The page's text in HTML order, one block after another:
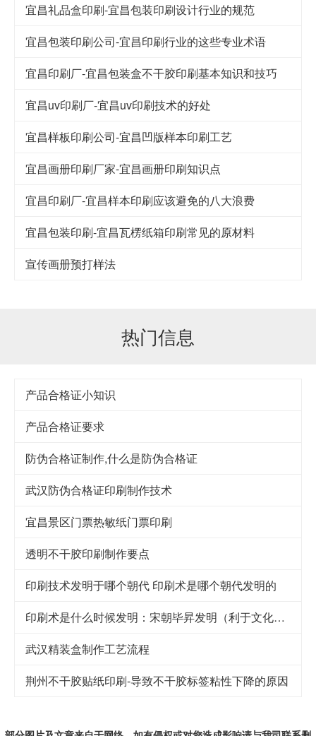
宜昌礼品盒印刷-宜昌包装印刷设计行业的规范
宜昌包装印刷公司-宜昌印刷行业的这些专业术语
宜昌印刷厂-宜昌包装盒不干胶印刷基本知识和技巧
宜昌uv印刷厂-宜昌uv印刷技术的好处
宜昌样板印刷公司-宜昌凹版样本印刷工艺
宜昌画册印刷厂家-宜昌画册印刷知识点
宜昌印刷厂-宜昌样本印刷应该避免的八大浪费
宜昌包装印刷-宜昌瓦楞纸箱印刷常见的原材料
宣传画册预打样法
热门信息
产品合格证小知识
产品合格证要求
防伪合格证制作,什么是防伪合格证
武汉防伪合格证印刷制作技术
宜昌景区门票热敏纸门票印刷
透明不干胶印刷制作要点
印刷技术发明于哪个朝代 印刷术是哪个朝代发明的
印刷术是什么时候发明：宋朝毕昇发明（利于文化传承）
武汉精装盒制作工艺流程
荆州不干胶贴纸印刷-导致不干胶标签粘性下降的原因